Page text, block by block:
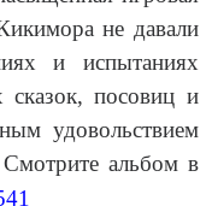
не давали
и испытаниях
сказок, посовиц и
удовольствием
альбом в